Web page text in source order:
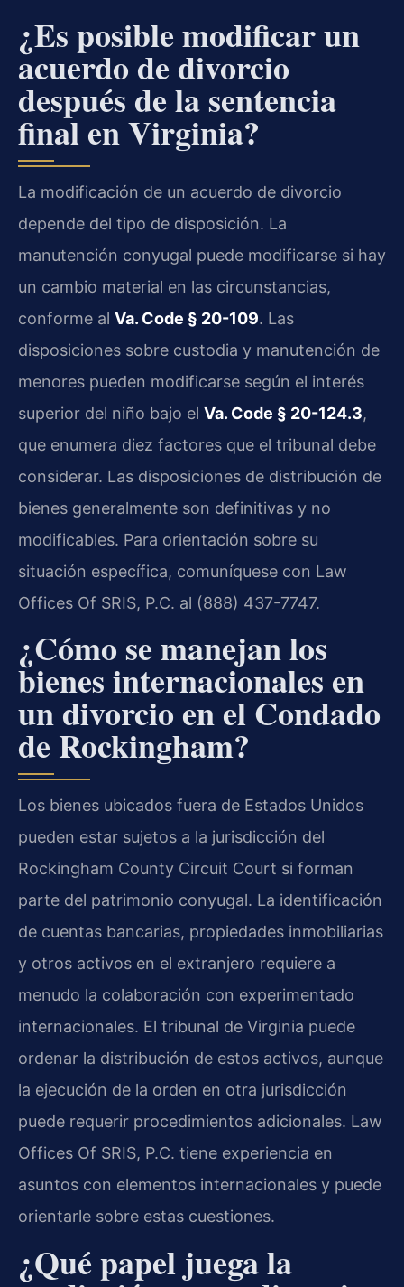
¿Es posible modificar un
acuerdo de divorcio
después de la sentencia
final en Virginia?
La modificación de un acuerdo de divorcio
depende del tipo de disposición. La
manutención conyugal puede modificarse si hay
un cambio material en las circunstancias,
conforme al Va. Code § 20-109. Las
disposiciones sobre custodia y manutención de
menores pueden modificarse según el interés
superior del niño bajo el Va. Code § 20-124.3,
que enumera diez factores que el tribunal debe
considerar. Las disposiciones de distribución de
bienes generalmente son definitivas y no
modificables. Para orientación sobre su
situación específica, comuníquese con Law
Offices Of SRIS, P.C. al (888) 437-7747.
¿Cómo se manejan los
bienes internacionales en
un divorcio en el Condado
de Rockingham?
Los bienes ubicados fuera de Estados Unidos
pueden estar sujetos a la jurisdicción del
Rockingham County Circuit Court si forman
parte del patrimonio conyugal. La identificación
de cuentas bancarias, propiedades inmobiliarias
y otros activos en el extranjero requiere a
menudo la colaboración con experimentado
internacionales. El tribunal de Virginia puede
ordenar la distribución de estos activos, aunque
la ejecución de la orden en otra jurisdicción
puede requerir procedimientos adicionales. Law
Offices Of SRIS, P.C. tiene experiencia en
asuntos con elementos internacionales y puede
orientarle sobre estas cuestiones.
¿Qué papel juega la